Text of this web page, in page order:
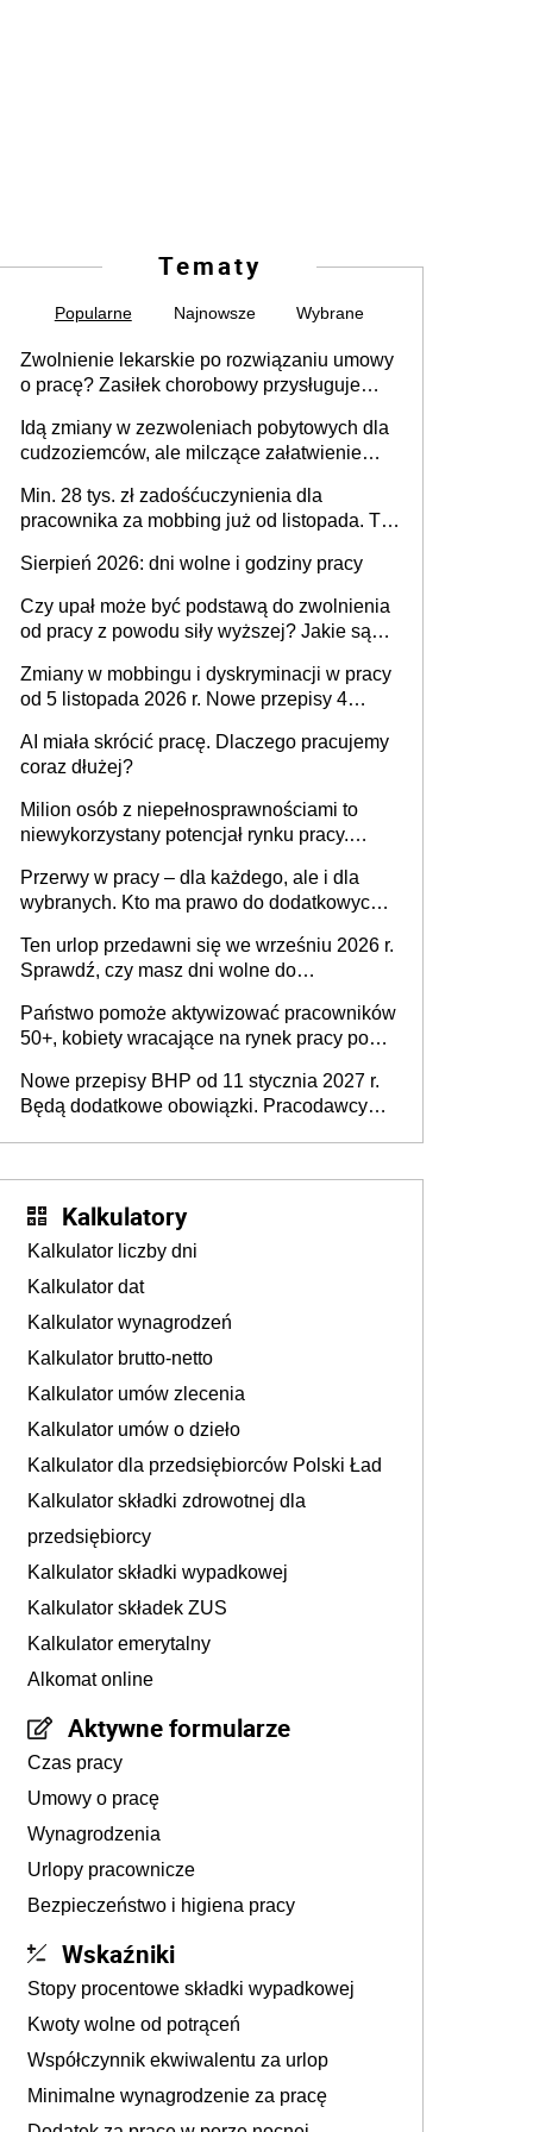
Tematy
Popularne Najnowsze Wybrane
Zwolnienie lekarskie po rozwiązaniu umowy
o pracę? Zasiłek chorobowy przysługuje
dni od ustania stosunku pracy
Idą zmiany w zezwoleniach pobytowych dla
cudzoziemców, ale milczące załatwienie
Min. 28 tys. zł zadośćuczynienia dla
pracownika za mobbing już od listopada. To
zespołu
Sierpień 2026: dni wolne i godziny pracy
Czy upał może być podstawą do zwolnienia
od pracy z powodu siły wyższej? Jakie są
Zmiany w mobbingu i dyskryminacji w pracy
od 5 listopada 2026 r. Nowe przepisy 4
Ustaw
AI miała skrócić pracę. Dlaczego pracujemy
coraz dłużej?
Milion osób z niepełnosprawnościami to
niewykorzystany potencjał rynku pracy.
dofinansowań czy refundacji, ale bariery po
stronie systemu i świadomości
pracodawców [WYWIAD]
Przerwy w pracy – dla każdego, ale i dla
wybranych. Kto ma prawo do dodatkowych
Ten urlop przedawni się we wrześniu 2026 r.
Sprawdź, czy masz dni wolne do
Państwo pomoże aktywizować pracowników
50+, kobiety wracające na rynek pracy po
osoby neuroatypowe. Powstanie Fundusz
na rzecz Inkluzywności w Zatrudnianiu?
Nowe przepisy BHP od 11 stycznia 2027 r.
Będą dodatkowe obowiązki. Pracodawcy
Kalkulatory
Kalkulator liczby dni
Kalkulator dat
Kalkulator wynagrodzeń
Kalkulator brutto-netto
Kalkulator umów zlecenia
Kalkulator umów o dzieło
Kalkulator dla przedsiębiorców Polski Ład
Kalkulator składki zdrowotnej dla
przedsiębiorcy
Kalkulator składki wypadkowej
Kalkulator składek ZUS
Kalkulator emerytalny
Alkomat online
Aktywne formularze
Czas pracy
Umowy o pracę
Wynagrodzenia
Urlopy pracownicze
Bezpieczeństwo i higiena pracy
Wskaźniki
Stopy procentowe składki wypadkowej
Kwoty wolne od potrąceń
Współczynnik ekwiwalentu za urlop
Minimalne wynagrodzenie za pracę